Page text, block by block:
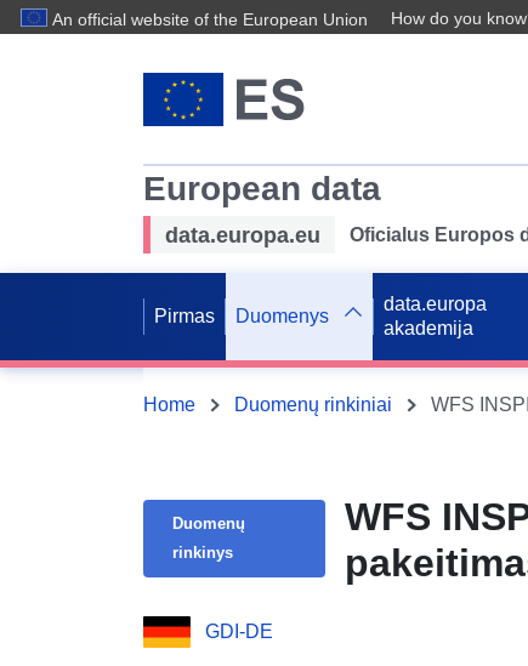
An official website of the European Union How do you
European data
data.europa.eu Oficialus Europos
Pirmas Duomenys
data.europa
akademija
Home Duomenų rinkiniai WFS
Duomenų
rinkinys
WFS
GDI-DE